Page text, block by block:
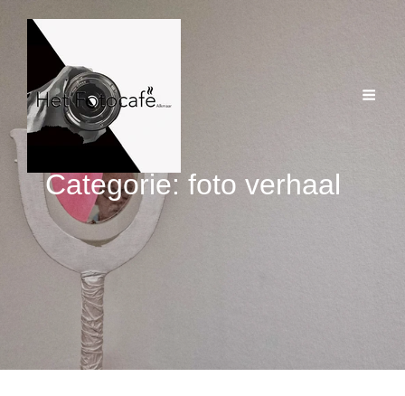
Categorie: foto verhaal